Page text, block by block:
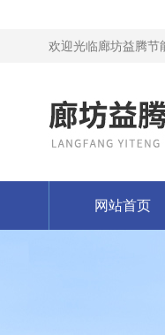
欢迎光临廊坊益腾节
网站首页